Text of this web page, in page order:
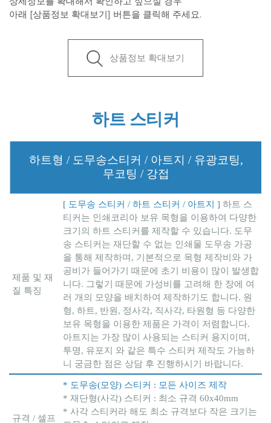
아래 [상품정보 확대보기] 버튼을 클릭해 주세요.
상품정보 확대보기
하트 스티커
하트형 / 도무송스티커 / 아트지 / 유광코팅,
무코팅 / 강접
제품 및 재
질 특징
[ 도무송 스티커 / 하트 스티커 / 아트지 ] 하트 스
티커는 인쇄코리아 보유 목형을 이용하여 다양한
크기의 하트 스티커를 제작할 수 있습니다. 도무
송 스티커는 재단할 수 없는 인쇄물 도무송 가공
을 통해 제작하며, 기본적으로 목형 제작비와 가
공비가 들어가기 때문에 초기 비용이 많이 발생합
니다. 그렇기 때문에 가성비를 고려해 한 장에 여
러 개의 모양을 배치하여 제작하기도 합니다. 원
형, 하트, 반원, 정사각, 직사각, 타원형 등 다양한
보유 목형을 이용한 제품은 가격이 저렴합니다.
아트지는 가장 많이 사용되는 스티커 용지이며,
투명, 유포지 와 같은 특수 스티커 제작도 가능하
니 궁금한 점은 상담 후 진행하시기 바랍니다.
규격 / 셀프
* 도무송(모양) 스티커 : 모든 사이즈 제작
* 재단형(사각) 스티커 : 최소 규격 60x40mm
* 사각 스티커라 해도 최소 규격보다 작은 크기는